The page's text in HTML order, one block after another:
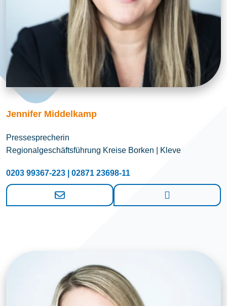
Jennifer Middelkamp
Pressesprecherin
Regionalgeschäftsführung Kreise Borken | Kleve
0203 99367-223 | 02871 23698-11